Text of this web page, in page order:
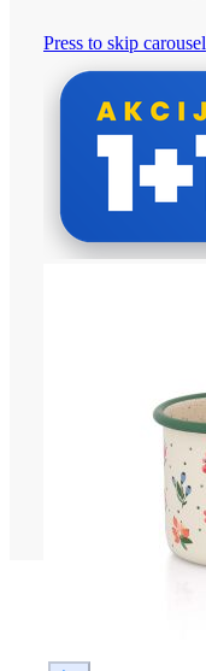
Press to skip carousel